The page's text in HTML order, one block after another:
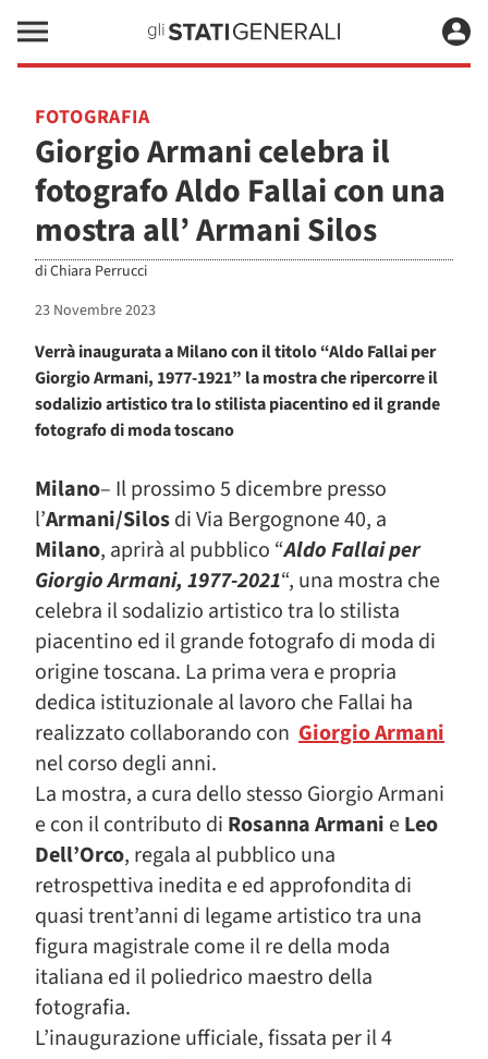
FOTOGRAFIA
Giorgio Armani celebra il
fotografo Aldo Fallai con una
mostra all’ Armani Silos
diChiara Perrucci
23 Novembre 2023
Verrà inaugurata a Milano con il titolo “Aldo Fallai per
Giorgio Armani, 1977-1921” la mostra che ripercorre il
sodalizio artistico tra lo stilista piacentino ed il grande
fotografo di moda toscano
Milano– Il prossimo 5 dicembre presso
l’Armani/Silosdi Via Bergognone 40, a
Milano, aprirà al pubblico “Aldo Fallai per
Giorgio Armani, 1977-2021“, una mostra che
celebra il sodalizio artistico tra lo stilista
piacentino ed il grande fotografo di moda di
origine toscana. La prima vera e propria
dedica istituzionale al lavoro che Fallai ha
realizzato collaborando con Giorgio Armani
nel corso degli anni.
La mostra, a cura dello stesso Giorgio Armani
e con il contributo di Rosanna Armani eLeo
Dell’Orco, regala al pubblico una
retrospettiva inedita e ed approfondita di
quasi trent’anni di legame artistico tra una
figura magistrale come il re della moda
italiana ed il poliedrico maestro della
fotografia.
L’inaugurazione ufficiale, fissata per il 4